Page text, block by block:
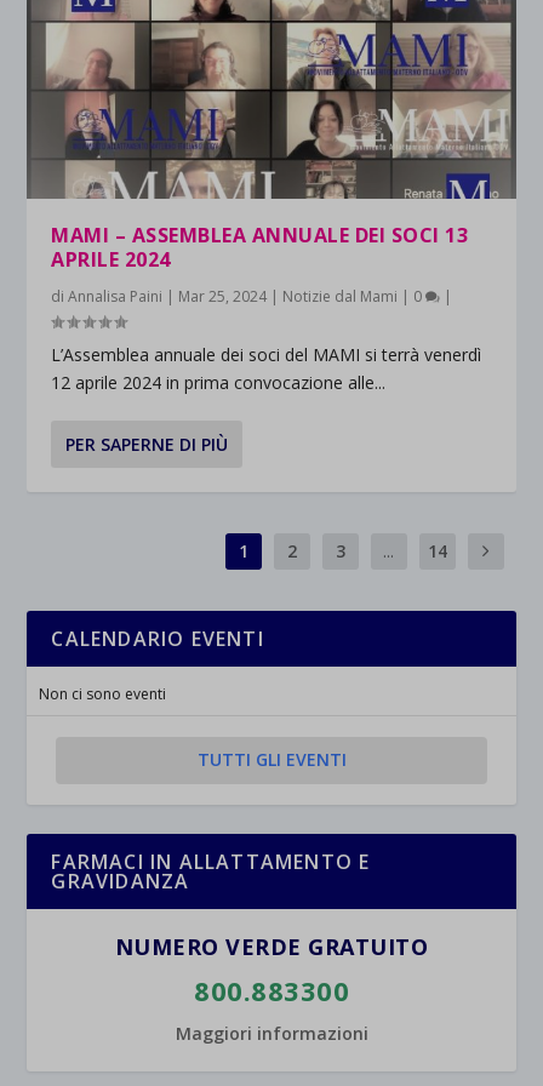
MAMI – ASSEMBLEA ANNUALE DEI SOCI 13
APRILE 2024
diAnnalisa Paini | Mar 25, 2024 | Notizie dal Mami | 0 |
L’Assemblea annuale dei soci del MAMI si terrà venerdì
12 aprile 2024 in prima convocazione alle...
PER SAPERNE DI PIÙ
1 2 3 ... 14
CALENDARIO EVENTI
Non ci sono eventi
TUTTI GLI EVENTI
FARMACI IN ALLATTAMENTO E
GRAVIDANZA
NUMERO VERDE GRATUITO
800.883300
Maggiori informazioni